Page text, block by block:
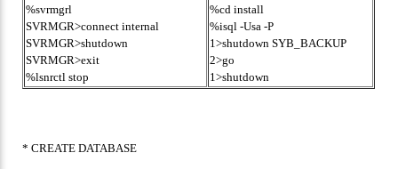
%svrmgrl
SVRMGR>connect internal
SVRMGR>shutdown
SVRMGR>exit
%lsnrctl stop
%cd install
%isql -Usa -P
1>shutdown SYB_BACKUP
2>go
1>shutdown
* CREATE DATABASE